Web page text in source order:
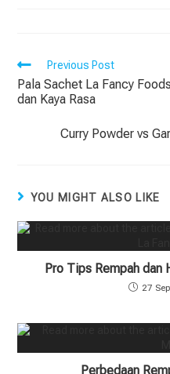
Previous Post
Pala Sachet La Fancy
dan Kaya Rasa
Curry Powder vs
YOU MIGHT ALSO LIKE
Pro Tips Rempah dan
27
Perbedaan